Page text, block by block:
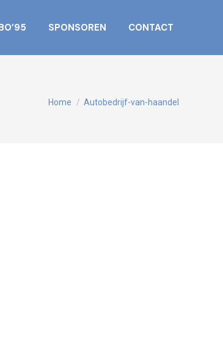
SPONSOREN CONTACT
Je bent hier:
Home Autobedrijf-van-haandel